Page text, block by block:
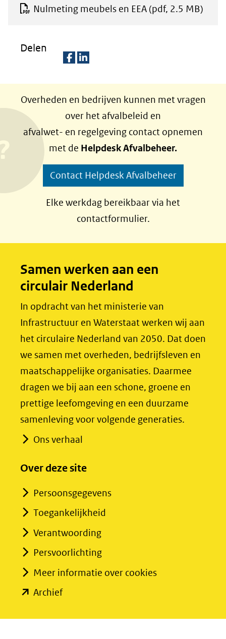
Nulmeting meubels en EEA (pdf, 2.5 MB)
Delen
l
e
n
o
p
F
b
o
k
(opent
nieuw
naar
een
andere
website)
l
e
n
o
p
L
e
I
n
(opent
nieuw
naar
een
andere
website)
Overheden en bedrijven kunnen met vragen
over het afvalbeleid en
afvalwet- en regelgeving contact opnemen
met de Helpdesk Afvalbeheer.
Contact Helpdesk Afvalbeheer
Elke werkdag bereikbaar via het
contactformulier.
Samen werken aan een
circulair Nederland
In opdracht van het ministerie van
Infrastructuur en Waterstaat werken wij aan
het circulaire Nederland van 2050. Dat doen
we samen met overheden, bedrijfsleven en
maatschappelijke organisaties. Daarmee
dragen we bij aan een schone, groene en
prettige leefomgeving en een duurzame
samenleving voor volgende generaties.
Ons verhaal
Over deze site
Persoonsgegevens
Toegankelijkheid
Verantwoording
Persvoorlichting
Meer informatie over cookies
Archief(opent